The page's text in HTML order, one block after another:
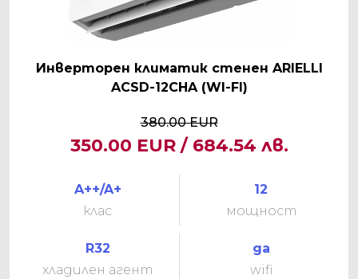
Инверторен климатик стенен ARIELLI
ACSD-12CHA (WI-FI)
380.00 EUR
350.00 EUR / 684.54 лв.
A++/A+
клас
12
мощност
R32
хладилен агент
да
wifi